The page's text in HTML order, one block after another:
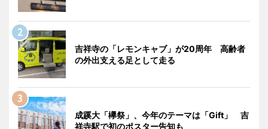
吉祥寺の「レモンキャブ」が20周年 高齢者
の外出支える足として走る
成蹊大「欅祭」、今年のテーマは「Gift」 吉
祥寺駅で初のポスター告知も